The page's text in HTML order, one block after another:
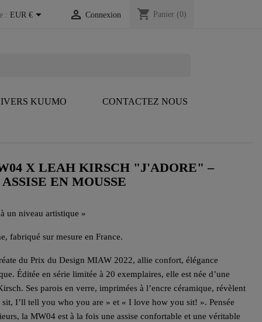
: EUR €  Connexion shopping_cart Panier (0)
KUUMO CONTACTEZ NOUS
X LEAH KIRSCH "J'ADORE" –
EN MOUSSE
un niveau artistique »
fabriqué sur mesure en France.
du Prix du Design MIAW 2022, allie confort, élégance
Éditée en série limitée à 20 exemplaires, elle est née d’une
Ses parois en verre, imprimées à l’encre céramique, révèlent
I’ll tell you who you are » et « I love how you sit! ». Pensée
la MW04 est à la fois une assise confortable et une véritable